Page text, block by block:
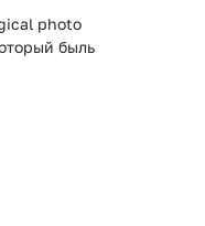
photo
быль